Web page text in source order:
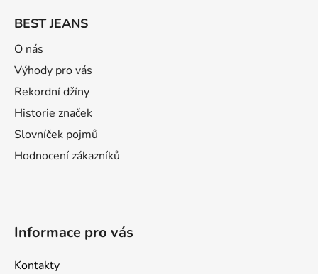
BEST JEANS
O nás
Výhody pro vás
Rekordní džíny
Historie značek
Slovníček pojmů
Hodnocení zákazníků
Informace pro vás
Kontakty